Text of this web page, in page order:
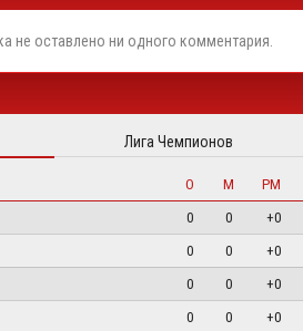
не оставлено ни одного комментария.
Лига Чемпионов
О М
РМ
0 0
+0
0 0
+0
0 0
+0
0 0
+0